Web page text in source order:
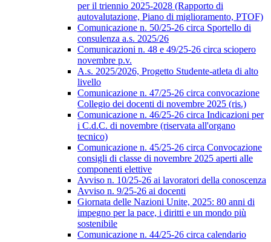
per il triennio 2025-2028 (Rapporto di
autovalutazione, Piano di miglioramento, PTOF)
Comunicazione n. 50/25-26 circa Sportello di
consulenza a.s. 2025/26
Comunicazioni n. 48 e 49/25-26 circa sciopero
novembre p.v.
A.s. 2025/2026, Progetto Studente-atleta di alto
livello
Comunicazione n. 47/25-26 circa convocazione
Collegio dei docenti di novembre 2025 (ris.)
Comunicazione n. 46/25-26 circa Indicazioni per
i C.d.C. di novembre (riservata all'organo
tecnico)
Comunicazione n. 45/25-26 circa Convocazione
consigli di classe di novembre 2025 aperti alle
componenti elettive
Avviso n. 10/25-26 ai lavoratori della conoscenza
Avviso n. 9/25-26 ai docenti
Giornata delle Nazioni Unite, 2025: 80 anni di
impegno per la pace, i diritti e un mondo più
sostenibile
Comunicazione n. 44/25-26 circa calendario